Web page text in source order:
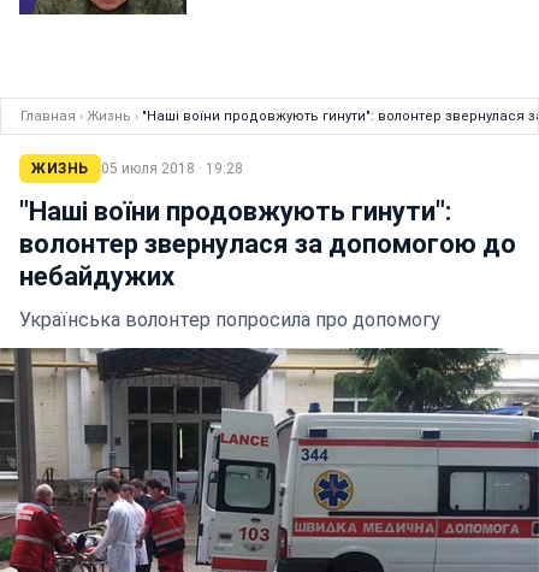
Главная › Жизнь › "Наші воїни продовжують гинути": волонтер
ЖИЗНЬ 05 июля 2018 · 19:28
"Наші воїни продовжують гинути":
волонтер звернулася за допомогою до
небайдужих
Українська волонтер попросила про допомогу